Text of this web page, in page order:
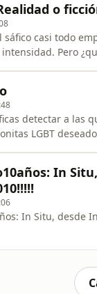
o
sáfico casi todo
Pero
se represe
detectar a las
LGBT
In
In Situ, desde